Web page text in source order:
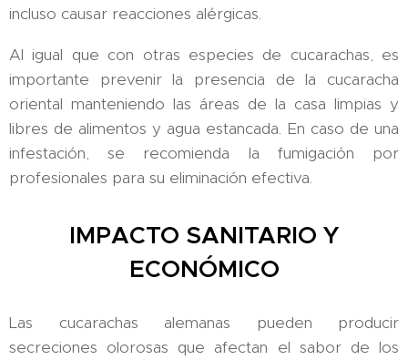
incluso causar reacciones alérgicas.
Al igual que con otras especies de cucarachas, es
importante prevenir la presencia de la cucaracha
oriental manteniendo las áreas de la casa limpias y
libres de alimentos y agua estancada. En caso de una
infestación, se recomienda la fumigación por
profesionales para su eliminación efectiva.
IMPACTO SANITARIO Y
ECONÓMICO
Las cucarachas alemanas pueden producir
secreciones olorosas que afectan el sabor de los